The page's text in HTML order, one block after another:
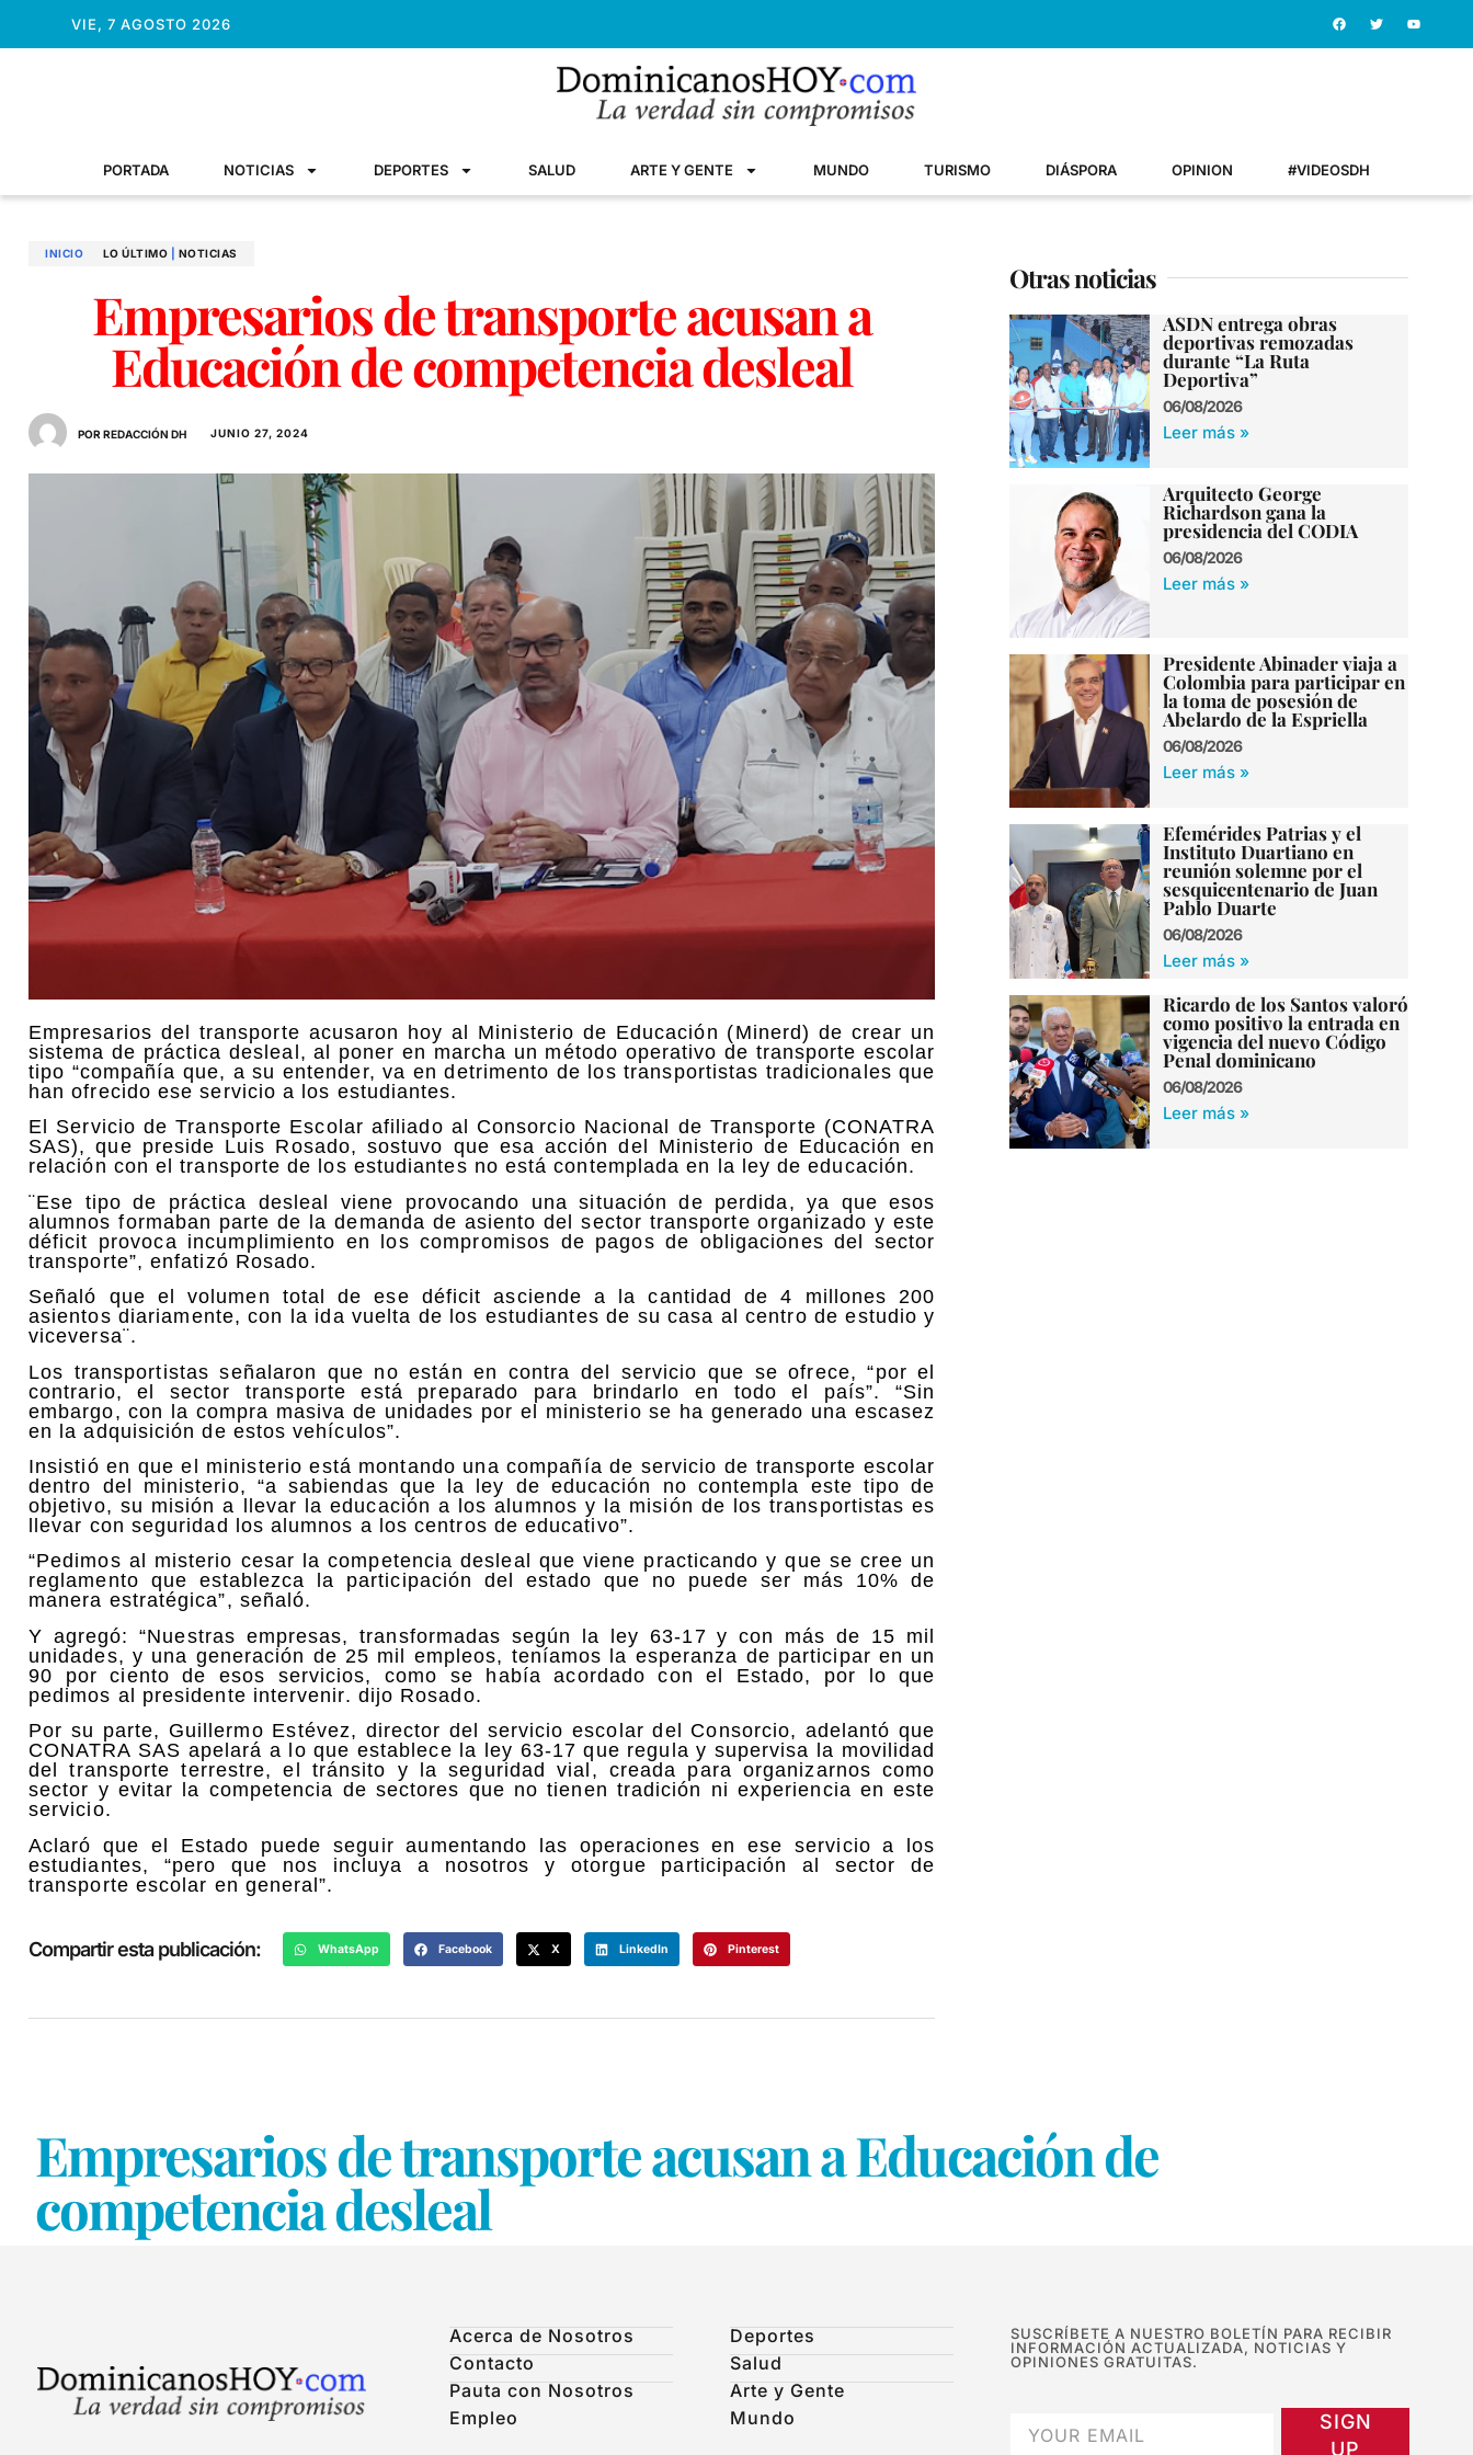
VIE, 7 AGOSTO 2026
PORTADA NOTICIAS DEPORTES SALUD ARTE Y GENTE MUNDO TURISMO DIÁSPORA OPINION #VIDEOSDH
INICIO LO ÚLTIMO NOTICIAS
Empresarios de transporte acusan a
Educación de competencia desleal
POR REDACCIÓN DH JUNIO 27, 2024
Empresarios del transporte acusaron hoy al Ministerio de Educación (Minerd) de crear un
sistema de práctica desleal, al poner en marcha un método operativo de transporte escolar
tipo “compañía que, a su entender, va en detrimento de los transportistas tradicionales que
han ofrecido ese servicio a los estudiantes.
El Servicio de Transporte Escolar afiliado al Consorcio Nacional de Transporte (CONATRA
SAS), que preside Luis Rosado, sostuvo que esa acción del Ministerio de Educación en
relación con el transporte de los estudiantes no está contemplada en la ley de educación.
¨Ese tipo de práctica desleal viene provocando una situación de perdida, ya que esos
alumnos formaban parte de la demanda de asiento del sector transporte organizado y este
déficit provoca incumplimiento en los compromisos de pagos de obligaciones del sector
transporte”, enfatizó Rosado.
Señaló que el volumen total de ese déficit asciende a la cantidad de 4 millones 200
asientos diariamente, con la ida vuelta de los estudiantes de su casa al centro de estudio y
viceversa¨.
Los transportistas señalaron que no están en contra del servicio que se ofrece, “por el
contrario, el sector transporte está preparado para brindarlo en todo el país”. “Sin
embargo, con la compra masiva de unidades por el ministerio se ha generado una escasez
en la adquisición de estos vehículos”.
Insistió en que el ministerio está montando una compañía de servicio de transporte escolar
dentro del ministerio, “a sabiendas que la ley de educación no contempla este tipo de
objetivo, su misión a llevar la educación a los alumnos y la misión de los transportistas es
llevar con seguridad los alumnos a los centros de educativo”.
“Pedimos al misterio cesar la competencia desleal que viene practicando y que se cree un
reglamento que establezca la participación del estado que no puede ser más 10% de
manera estratégica”, señaló.
Y agregó: “Nuestras empresas, transformadas según la ley 63-17 y con más de 15 mil
unidades, y una generación de 25 mil empleos, teníamos la esperanza de participar en un
90 por ciento de esos servicios, como se había acordado con el Estado, por lo que
pedimos al presidente intervenir. dijo Rosado.
Por su parte, Guillermo Estévez, director del servicio escolar del Consorcio, adelantó que
CONATRA SAS apelará a lo que establece la ley 63-17 que regula y supervisa la movilidad
del transporte terrestre, el tránsito y la seguridad vial, creada para organizarnos como
sector y evitar la competencia de sectores que no tienen tradición ni experiencia en este
servicio.
Aclaró que el Estado puede seguir aumentando las operaciones en ese servicio a los
estudiantes, “pero que nos incluya a nosotros y otorgue participación al sector de
transporte escolar en general”.
Compartir esta publicación: WhatsApp Facebook X LinkedIn Pinterest
Otras noticias
ASDN entrega obras
deportivas remozadas
durante “La Ruta
Deportiva”
06/08/2026
Leer más »
Arquitecto George
Richardson gana la
presidencia del CODIA
06/08/2026
Leer más »
Presidente Abinader viaja a
Colombia para participar en
la toma de posesión de
Abelardo de la Espriella
06/08/2026
Leer más »
Efemérides Patrias y el
Instituto Duartiano en
reunión solemne por el
sesquicentenario de Juan
Pablo Duarte
06/08/2026
Leer más »
Ricardo de los Santos valoró
como positivo la entrada en
vigencia del nuevo Código
Penal dominicano
06/08/2026
Leer más »
Empresarios de transporte acusan a Educación de
competencia desleal
Acerca de Nosotros
Contacto
Pauta con Nosotros
Empleo
Deportes
Salud
Arte y Gente
Mundo
SUSCRÍBETE A NUESTRO BOLETÍN PARA RECIBIR
INFORMACIÓN ACTUALIZADA, NOTICIAS Y
OPINIONES GRATUITAS.
SIGN
UP